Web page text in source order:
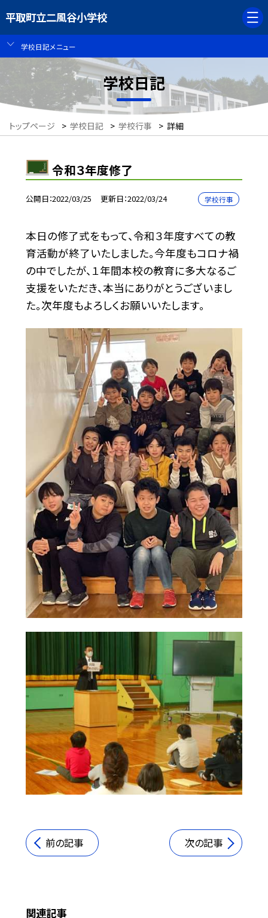
平取町立二風谷小学校
学校日記メニュー
学校日記
トップページ > 学校日記 > 学校行事 > 詳細
令和３年度修了
公開日 2022/03/25 更新日 2022/03/24 学校行事
本日の修了式をもって、令和３年度すべての教
育活動が終了いたしました。今年度もコロナ禍
の中でしたが、１年間本校の教育に多大なるご
支援をいただき、本当にありがとうございまし
た。次年度もよろしくお願いいたします。
前の記事 次の記事
関連記事